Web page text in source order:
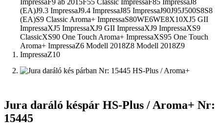
Jura daráló késpár HS-Plus / Aroma+ Nr:
15445